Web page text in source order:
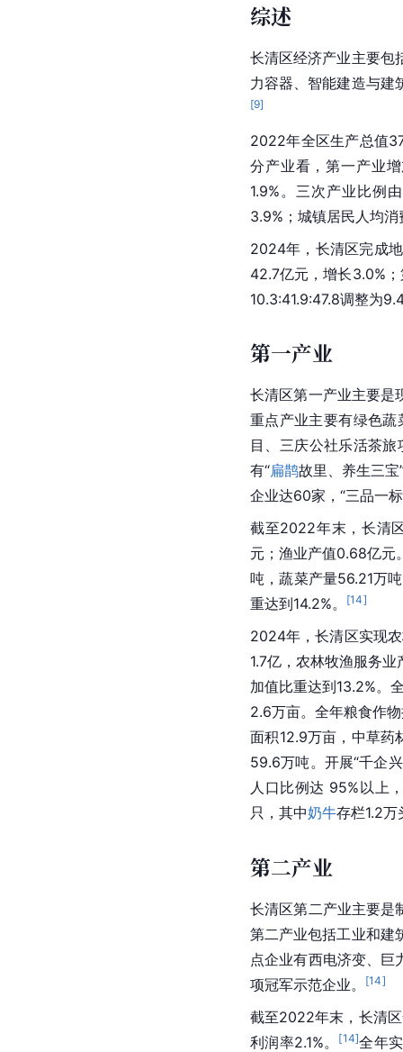
综述
长清区经济产业主要包
力容器、 智能建造与建
[9]
2022年全区生产总值
分产业看，第一产业
1.9%。三次产业比例
3.9%；城镇居民人均
2024年，长清区完成
42.7亿元，增长3.0%
10.3:41.9:47.8调整为
第一产业
长清区第一产业主要是
重点产业主要有绿色
目、三庆公社乐活茶
有“扁鹊故里、养生三宝
企业达60家，“三品一
截至2022年末，长清
元；渔业产值0.68亿元
吨，蔬菜产量56.21万
重达到14.2%。
[14]
2024年，长清区实现
1.7亿，农林牧渔服务
加值比重达到13.2%。
2.6万亩。全年粮食作
面积12.9万亩，中草药
59.6万吨。开展“千企
人口比例达 95%以上
只，其中奶牛存栏1.2
第二产业
长清区第二产业主要是
第二产业包括工业和建
点企业有西电济变、巨
项冠军示范企业。
[14]
截至2022年末，长清
利润率2.1%。
[14]全年